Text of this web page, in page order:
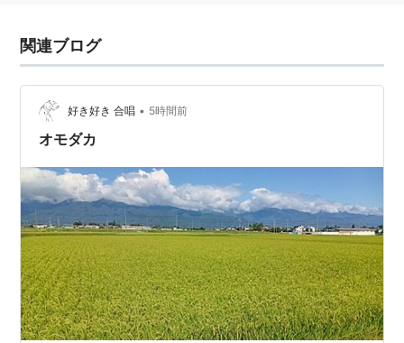
関連ブログ
好き好き 合唱 • 5時間前
オモダカ